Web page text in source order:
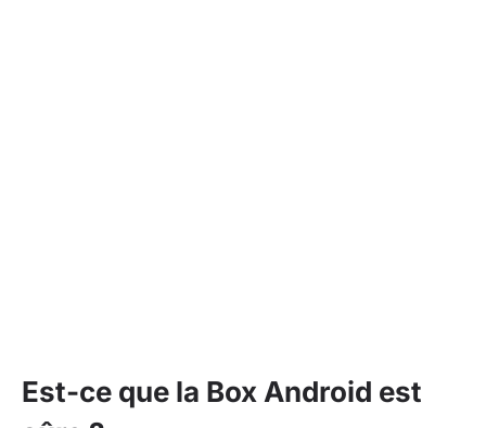
Est-ce que la Box Android est